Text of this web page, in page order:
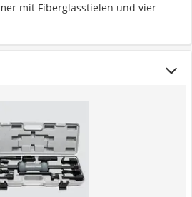
mit Fiberglasstielen und vier